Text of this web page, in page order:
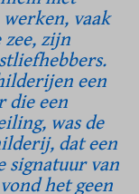
vaak
zee, zijn
een
die een
was de
dat een
signatuur van
het geen